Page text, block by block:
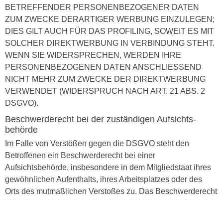
BETREFFENDER PERSONENBEZOGENER DATEN
ZUM ZWECKE DERARTIGER WERBUNG EINZULEGEN;
DIES GILT AUCH FÜR DAS PROFILING, SOWEIT ES MIT
SOLCHER DIREKTWERBUNG IN VERBINDUNG STEHT.
WENN SIE WIDERSPRECHEN, WERDEN IHRE
PERSONENBEZOGENEN DATEN ANSCHLIESSEND
NICHT MEHR ZUM ZWECKE DER DIREKTWERBUNG
VERWENDET (WIDERSPRUCH NACH ART. 21 ABS. 2
DSGVO).
Beschwerde­recht bei der zuständigen Aufsichts­
behörde
Im Falle von Verstößen gegen die DSGVO steht den
Betroffenen ein Beschwerderecht bei einer
Aufsichtsbehörde, insbesondere in dem Mitgliedstaat ihres
gewöhnlichen Aufenthalts, ihres Arbeitsplatzes oder des
Orts des mutmaßlichen Verstoßes zu. Das Beschwerderecht